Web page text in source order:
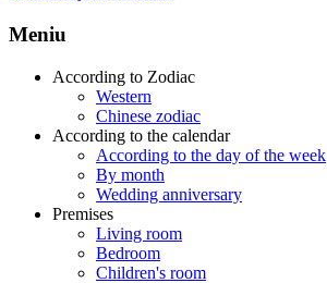
Meniu
According to Zodiac
Western
Chinese zodiac
According to the calendar
According to the day of the week
By month
Wedding anniversary
Premises
Living room
Bedroom
Children's room